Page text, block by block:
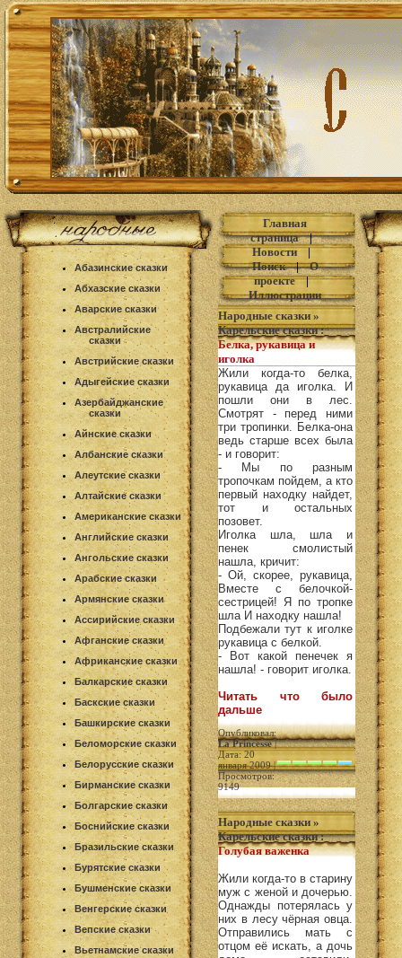
Абазинские сказки
Абхазские сказки
Аварские сказки
Австралийские
сказки
Австрийские сказки
Адыгейские сказки
Азербайджанские
сказки
Айнские сказки
Албанские сказки
Алеутские сказки
Алтайские сказки
Американские сказки
Английские сказки
Ангольские сказки
Арабские сказки
Армянские сказки
Ассирийские сказки
Афганские сказки
Африканские сказки
Балкарские сказки
Баскские сказки
Башкирские сказки
Беломорские сказки
Белорусские сказки
Бирманские сказки
Болгарские сказки
Боснийские сказки
Бразильские сказки
Бурятские сказки
Бушменские сказки
Венгерские сказки
Вепские сказки
Вьетнамские сказки
Главная
страница|
Новости|
Поиск|О
проекте|
Иллюстрации
Народные сказки »
Карельские сказки:
Белка, рукавица и
иголка
Жили когда-то белка,
рукавица да иголка. И
пошли они в лес.
Смотрят - перед ними
три тропинки. Белка-она
ведь старше всех была
- и говорит:
- Мы по разным
тропочкам пойдем, а кто
первый находку найдет,
тот и остальных
позовет.
Иголка шла, шла и
пенек смолистый
нашла, кричит:
- Ой, скорее, рукавица,
Вместе с белочкой-
сестрицей! Я по тропке
шла И находку нашла!
Подбежали тут к иголке
рукавица с белкой.
- Вот какой пенечек я
нашла! - говорит иголка.
Читать что было
дальше
Опубликовал:
La Princesse|
Дата: 20
января 2009 |
Просмотров:
9149
Народные сказки »
Карельские сказки:
Голубая важенка
Жили когда-то в старину
муж с женой и дочерью.
Однажды потерялась у
них в лесу чёрная овца.
Отправились мать с
отцом её искать, а дочь